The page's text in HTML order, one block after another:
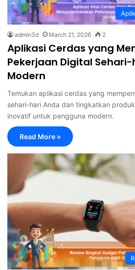
admin3d March 21, 2026 2
Aplikasi Cerdas yang
Pekerjaan Digital
Modern
Temukan aplikasi cerdas yang
sehari-hari Anda dan tingkatkan
inovatif untuk pengguna modern.
Read More »